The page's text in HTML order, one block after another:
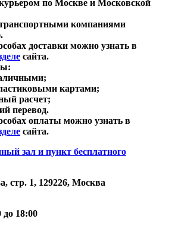
по Москве и Московской
транспортными компаниями
доставки можно узнать в
сайта.
картами;
расчет;
перевод.
оплаты можно узнать в
сайта.
зал и пункт бесплатного
стр. 1, 129226, Москва
18:00